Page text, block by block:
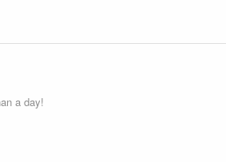
a day!